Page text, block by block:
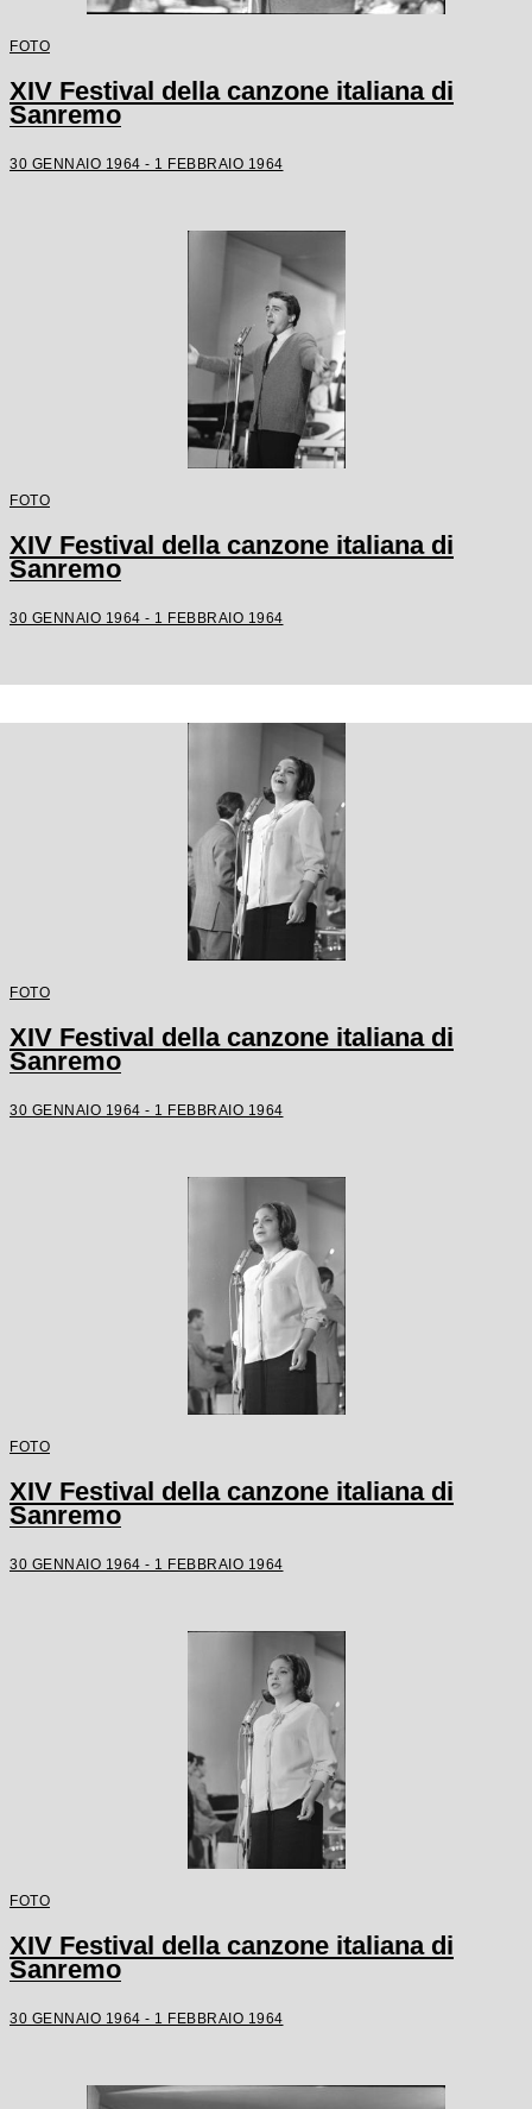
FOTO
XIV Festival della canzone italiana di
Sanremo
30 GENNAIO 1964 - 1 FEBBRAIO 1964
FOTO
XIV Festival della canzone italiana di
Sanremo
30 GENNAIO 1964 - 1 FEBBRAIO 1964
FOTO
XIV Festival della canzone italiana di
Sanremo
30 GENNAIO 1964 - 1 FEBBRAIO 1964
FOTO
XIV Festival della canzone italiana di
Sanremo
30 GENNAIO 1964 - 1 FEBBRAIO 1964
FOTO
XIV Festival della canzone italiana di
Sanremo
30 GENNAIO 1964 - 1 FEBBRAIO 1964